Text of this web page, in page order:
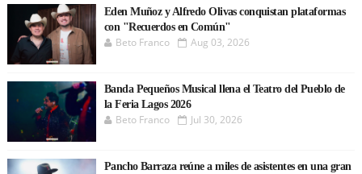
Eden Muñoz y Alfredo Olivas conquistan plataformas
con "Recuerdos en Común"
Beto Franco Aug 03, 2026
Banda Pequeños Musical llena el Teatro del Pueblo de
la Feria Lagos 2026
Beto Franco Jul 30, 2026
Pancho Barraza reúne a miles de asistentes en una gran